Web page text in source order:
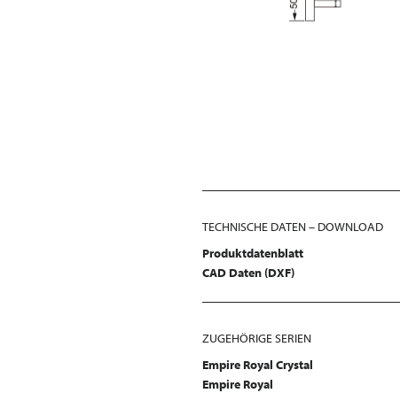
TECHNISCHE DATEN – DOWNLOAD
Produktdatenblatt
CAD Daten (DXF)
ZUGEHÖRIGE SERIEN
Empire Royal Crystal
Empire Royal